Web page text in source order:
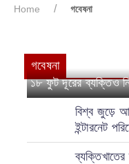
Home গবেষনা
গবেষনা
১৮ ফুট দূরের ব্যক্তিও
বিশ্ব জুড়ে
ইন্টারনেট
ব্যক্তিখাতের